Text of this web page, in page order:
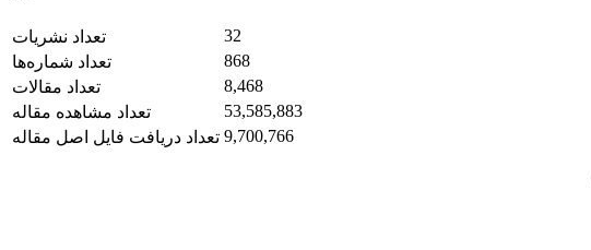
تعداد نشریات
32
تعداد شماره‌ها
868
تعداد مقالات
8,468
تعداد مشاهده مقاله
53,585,883
تعداد دریافت فایل اصل مقاله 9,700,766